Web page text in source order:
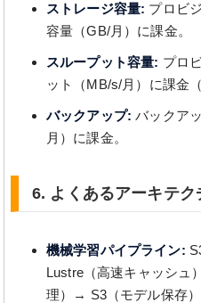
ストレージ容量: プロビ
容量（GB/月）に課金。
スループット容量: プロ
ット（MB/s/月）に課金
バックアップ: バックア
月）に課金。
6. よくあるアーキテ
機械学習パイプライン:
Lustre（高速キャッシュ
理）→ S3（モデル保存